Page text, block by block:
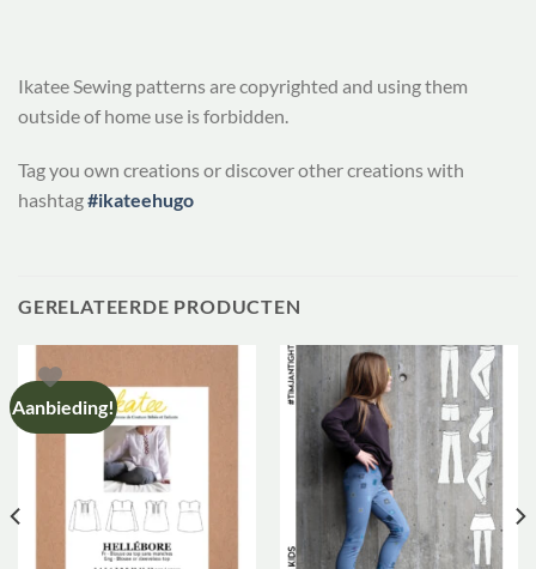
Ikatee Sewing patterns are copyrighted and using them
outside of home use is forbidden.
Tag you own creations or discover other creations with
hashtag#ikateehugo
GERELATEERDE PRODUCTEN
Aanbieding!